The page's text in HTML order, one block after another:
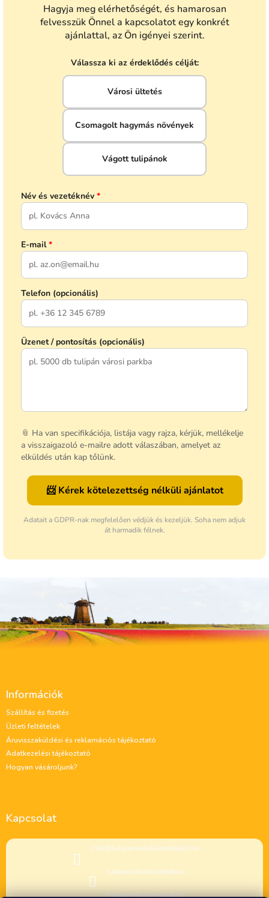
Hagyja meg elérhetőségét, és hamarosan
felvesszük Önnel a kapcsolatot egy konkrét
ajánlattal, az Ön igényei szerint.
Válassza ki az érdeklődés célját:
Városi ültetés
Csomagolt hagymás növények
Vágott tulipánok
Név és vezetéknév *
E-mail*
Telefon (opcionális)
Üzenet / pontosítás (opcionális)
📎 Ha van specifikációja, listája vagy rajza, kérjük, mellékelje
a visszaigazoló e-mailre adott válaszában, amelyet az
elküldés után kap tőlünk.
📨 Kérek kötelezettség nélküli ajánlatot
Adatait a GDPR-nak megfelelően védjük és kezeljük. Soha nem adjuk
át harmadik félnek.
Információk
Szállítás és fizetés
Üzleti feltételek
Áruvisszaküldési és reklamációs tájékoztató
Adatkezelési tájékoztató
Hogyan vásároljunk?
Kapcsolat
info@tulipanokhollandiabol.hu
tulipanokhollandiabol
tulipanokhollandiabol